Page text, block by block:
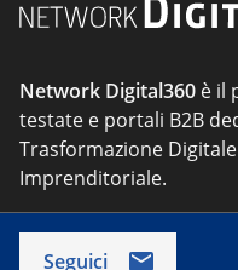
Network Digital360 è il
testate e portali B2B
Trasformazione
Imprenditoriale.
Seguici